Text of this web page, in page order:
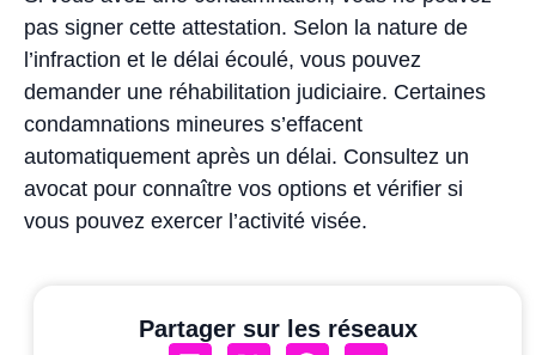
pas signer cette attestation. Selon la nature de
l’infraction et le délai écoulé, vous pouvez
demander une réhabilitation judiciaire. Certaines
condamnations mineures s’effacent
automatiquement après un délai. Consultez un
avocat pour connaître vos options et vérifier si
vous pouvez exercer l’activité visée.
Partager sur les réseaux